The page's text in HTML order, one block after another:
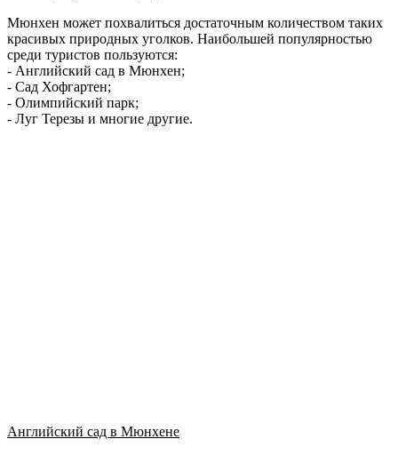
Мюнхен может похвалиться достаточным количеством таких
красивых природных уголков. Наибольшей популярностью
среди туристов пользуются:
- Английский сад в Мюнхен;
- Сад Хофгартен;
- Олимпийский парк;
- Луг Терезы и многие другие.
Английский сад в Мюнхене